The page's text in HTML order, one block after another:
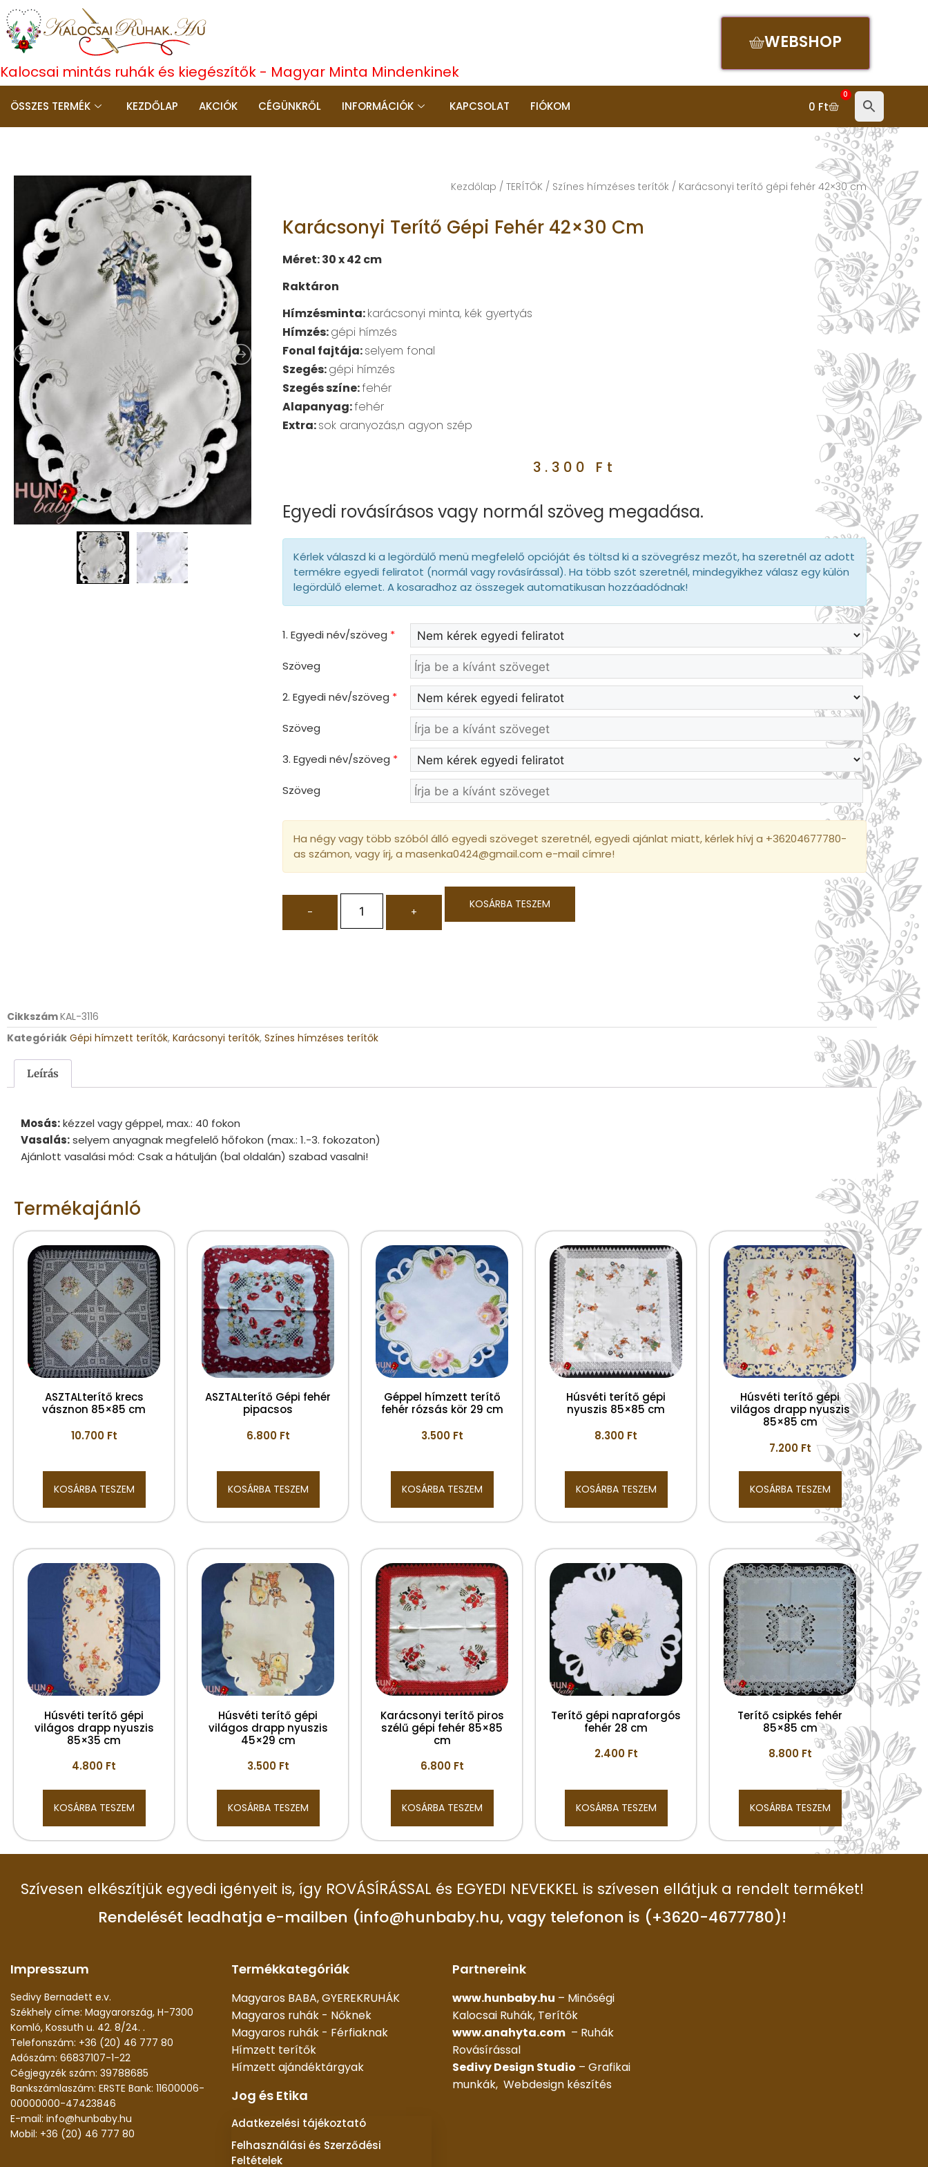
Kalocsai mintás ruhák és kiegészítők - Magyar Minta Mindenkinek
WEBSHOP
ÖSSZES TERMÉK KEZDŐLAP AKCIÓK CÉGÜNKRŐL INFORMÁCIÓK KAPCSOLAT FIÓKOM 0 Ft
0
Kezdőlap / TERÍTŐK / Színes hímzéses terítők / Karácsonyi terítő gépi fehér 42×30 cm
Karácsonyi Terítő Gépi Fehér 42×30 Cm
Méret: 30 x 42 cm
Raktáron
Hímzésminta:karácsonyi minta, kék gyertyás
Hímzés:gépi hímzés
Fonal fajtája:selyem fonal
Szegés:gépi hímzés
Szegés színe:fehér
Alapanyag:fehér
Extra:sok aranyozás,n agyon szép
3.300 Ft
Egyedi rovásírásos vagy normál szöveg megadása.
Kérlek válaszd ki a legördülő menü megfelelő opcióját és töltsd ki a szövegrész mezőt, ha szeretnél az adott
termékre egyedi feliratot (normál vagy rovásírással). Ha több szót szeretnél, mindegyikhez válasz egy külön
legördülő elemet. A kosaradhoz az összegek automatikusan hozzáadódnak!
1. Egyedi név/szöveg *
Szöveg
2. Egyedi név/szöveg *
Szöveg
3. Egyedi név/szöveg *
Szöveg
Ha négy vagy több szóból álló egyedi szöveget szeretnél, egyedi ajánlat miatt, kérlek hívj a +36204677780-
as számon, vagy írj, a masenka0424@gmail.com e-mail címre!
- +
KOSÁRBA TESZEM
CikkszámKAL-3116
Kategóriák Gépi hímzett terítők, Karácsonyi terítők, Színes hímzéses terítők
Leírás
Mosás:kézzel vagy géppel, max.: 40 fokon
Vasalás:selyem anyagnak megfelelő hőfokon (max.: 1.-3. fokozaton)
Ajánlott vasalási mód: Csak a hátulján (bal oldalán) szabad vasalni!
Termékajánló
ASZTALterítő krecs
vásznon 85×85 cm
10.700 Ft
KOSÁRBA TESZEM
ASZTALterítő Gépi fehér
pipacsos
6.800 Ft
KOSÁRBA TESZEM
Géppel hímzett terítő
fehér rózsás kör 29 cm
3.500 Ft
KOSÁRBA TESZEM
Húsvéti terítő gépi
nyuszis 85×85 cm
8.300 Ft
KOSÁRBA TESZEM
Húsvéti terítő gépi
világos drapp nyuszis
85×85 cm
7.200 Ft
KOSÁRBA TESZEM
Húsvéti terítő gépi
világos drapp nyuszis
85×35 cm
4.800 Ft
KOSÁRBA TESZEM
Húsvéti terítő gépi
világos drapp nyuszis
45×29 cm
3.500 Ft
KOSÁRBA TESZEM
Karácsonyi terítő piros
szélű gépi fehér 85×85
cm
6.800 Ft
KOSÁRBA TESZEM
Terítő gépi napraforgós
fehér 28 cm
2.400 Ft
KOSÁRBA TESZEM
Terítő csipkés fehér
85×85 cm
8.800 Ft
KOSÁRBA TESZEM
Szívesen elkészítjük egyedi igényeit is, így ROVÁSÍRÁSSAL és EGYEDI NEVEKKEL is szívesen ellátjuk a rendelt terméket!
Rendelését leadhatja e-mailben (info@hunbaby.hu, vagy telefonon is (+3620-4677780)!
Impresszum
Sedivy Bernadett e.v.
Székhely címe: Magyarország, H-7300
Komló, Kossuth u. 42. 8/24. .
Telefonszám: +36 (20) 46 777 80
Adószám: 66837107-1-22
Cégjegyzék szám: 39788685
Bankszámlaszám: ERSTE Bank: 11600006-
00000000-47423846
E-mail: info@hunbaby.hu
Mobil: +36 (20) 46 777 80
Termékkategóriák
Magyaros BABA, GYEREKRUHÁK
Magyaros ruhák - Nőknek
Magyaros ruhák - Férfiaknak
Hímzett terítők
Hímzett ajándéktárgyak
Jog és Etika
Adatkezelési tájékoztató
Felhasználási és Szerződési
Feltételek
Partnereink
www.hunbaby.hu – Minőségi
Kalocsai Ruhák, Terítők
www.anahyta.com – Ruhák
Rovásírással
Sedivy Design Studio – Grafikai
munkák, Webdesign készítés